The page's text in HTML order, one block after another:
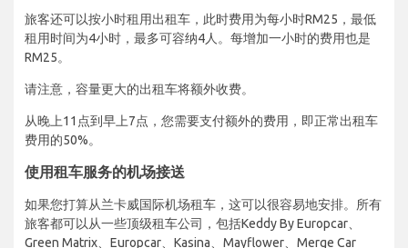
旅客还可以按小时租用出租车，此时费用为每小时RM25，最低
租用时间为4小时，最多可容纳4人。每增加一小时的费用也是
RM25。
请注意，容量更大的出租车将额外收费。
从晚上11点到早上7点，您需要支付额外的费用，即正常出租车
费用的50%。
使用租车服务的机场接送
如果您打算从兰卡威国际机场租车，这可以很容易地安排。所有
旅客都可以从一些顶级租车公司，包括Keddy By Europcar、
Green Matrix、Europcar、Kasina、Mayflower、Merge Car